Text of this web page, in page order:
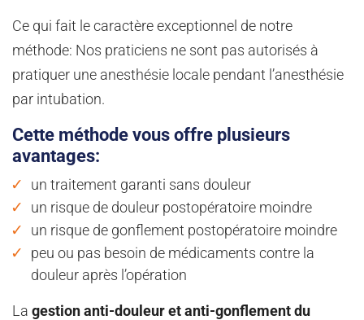
Ce qui fait le caractère exceptionnel de notre
méthode: Nos praticiens ne sont pas autorisés à
pratiquer une anesthésie locale pendant l’anesthésie
par intubation.
Cette méthode vous offre plusieurs
avantages:
un traitement garanti sans douleur
un risque de douleur postopératoire moindre
un risque de gonflement postopératoire moindre
peu ou pas besoin de médicaments contre la
douleur après l’opération
La gestion anti-douleur et anti-gonflement du